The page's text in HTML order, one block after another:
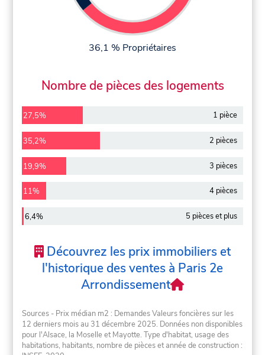
36,1 % Propriétaires
Nombre de pièces des logements
27,5% 1 pièce
35,2% 2 pièces
19,9% 3 pièces
11% 4 pièces
6,4% 5 pièces et plus
Découvrez les prix immobiliers et
l'historique des ventes à Paris 2e
Arrondissement
Sources - Prix médian m2 : Demandes Valeurs foncières sur les
12 derniers mois au 31 décembre 2025. Données non disponibles
pour l'Alsace, la Moselle et Mayotte. Type d'habitat, usage des
habitations, habitants, nombre de pièces et année de construction :